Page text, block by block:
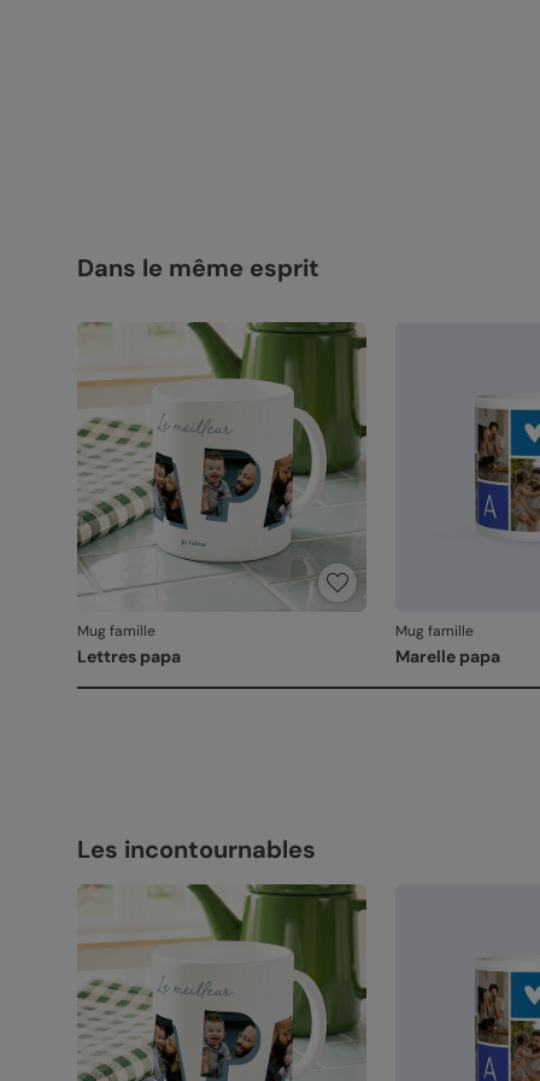
Dans le même esprit
Mug famille
Lettres papa
Mug famille
Marelle papa
Les incontournables